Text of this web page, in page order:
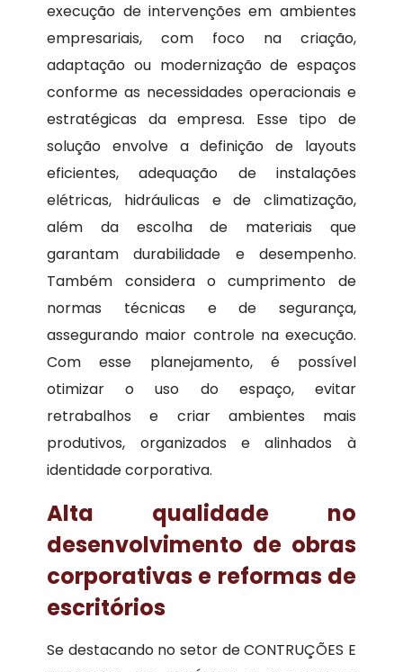
execução de intervenções em ambientes
empresariais, com foco na criação,
adaptação ou modernização de espaços
conforme as necessidades operacionais e
estratégicas da empresa. Esse tipo de
solução envolve a definição de layouts
eficientes, adequação de instalações
elétricas, hidráulicas e de climatização,
além da escolha de materiais que
garantam durabilidade e desempenho.
Também considera o cumprimento de
normas técnicas e de segurança,
assegurando maior controle na execução.
Com esse planejamento, é possível
otimizar o uso do espaço, evitar
retrabalhos e criar ambientes mais
produtivos, organizados e alinhados à
identidade corporativa.
Alta qualidade no
desenvolvimento de obras
corporativas e reformas de
escritórios
Se destacando no setor de CONTRUÇÕES E